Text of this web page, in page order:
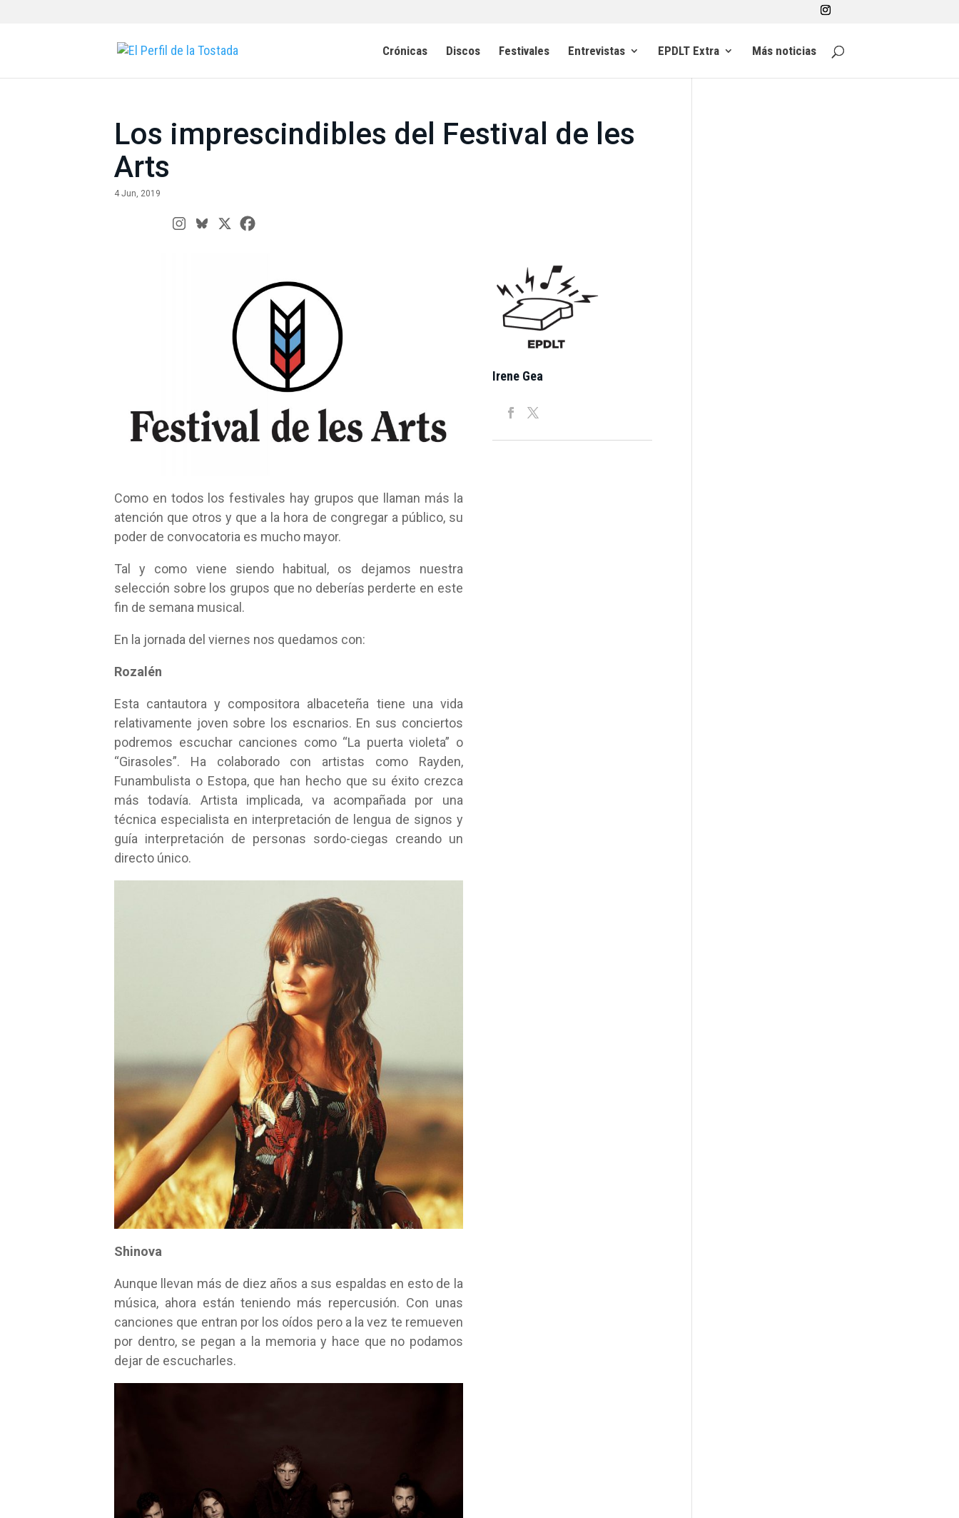
Crónicas Discos Festivales Entrevistas EPDLT Extra Más noticias
Los imprescindibles del Festival de les
Arts
4 Jun, 2019
Como en todos los festivales hay grupos que llaman más la
atención que otros y que a la hora de congregar a público, su
poder de convocatoria es mucho mayor.
Tal y como viene siendo habitual, os dejamos nuestra
selección sobre los grupos que no deberías perderte en este
fin de semana musical.
En la jornada del viernes nos quedamos con:
Rozalén
Esta cantautora y compositora albaceteña tiene una vida
relativamente joven sobre los escnarios. En sus conciertos
podremos escuchar canciones como “La puerta violeta” o
“Girasoles”. Ha colaborado con artistas como Rayden,
Funambulista o Estopa, que han hecho que su éxito crezca
más todavía. Artista implicada, va acompañada por una
técnica especialista en interpretación de lengua de signos y
guía interpretación de personas sordo-ciegas creando un
directo único.
Shinova
Aunque llevan más de diez años a sus espaldas en esto de la
música, ahora están teniendo más repercusión. Con unas
canciones que entran por los oídos pero a la vez te remueven
por dentro, se pegan a la memoria y hace que no podamos
dejar de escucharles.
Irene Gea